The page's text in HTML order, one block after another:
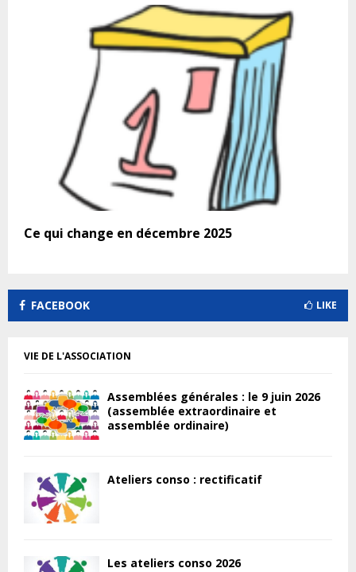
Ce qui change en décembre 2025
FACEBOOK LIKE
VIE DE L'ASSOCIATION
Assemblées générales : le 9 juin 2026
(assemblée extraordinaire et
assemblée ordinaire)
Ateliers conso : rectificatif
Les ateliers conso 2026